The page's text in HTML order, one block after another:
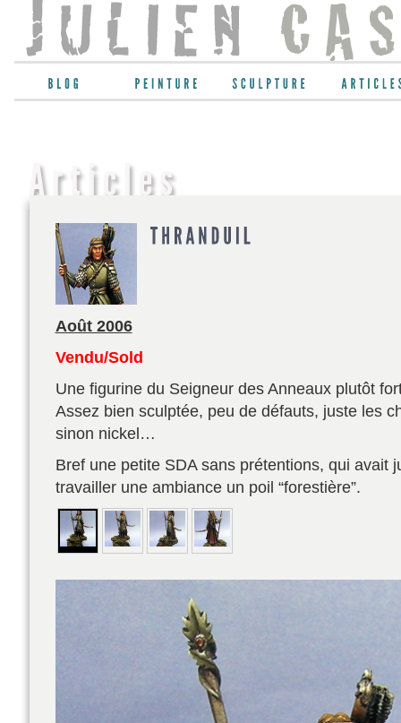
Août 2006
Vendu/Sold
Une figurine du Seigneur des Anneaux plutôt
Assez bien sculptée, peu de défauts, juste les
sinon nickel…
Bref une petite SDA sans prétentions, qui avait
travailler une ambiance un poil “forestière”.